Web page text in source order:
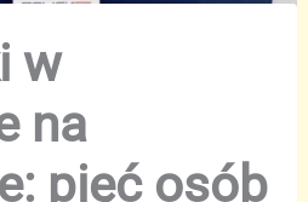
w
na
pięć osób